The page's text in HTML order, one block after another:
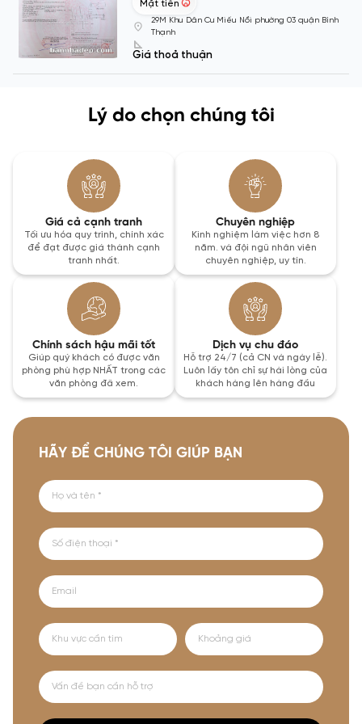
Mặt tiền
29M Khu Dân Cư Miếu Nổi phường 03 quận Bình
Thạnh
Giá thoả thuận
Lý do chọn chúng tôi
Giá cả cạnh tranh
Tối ưu hóa quy trình, chính xác
để đạt được giá thành cạnh
tranh nhất.
Chuyên nghiệp
Kinh nghiệm làm việc hơn 8
năm. và đội ngũ nhân viên
chuyên nghiệp, uy tín.
Chính sách hậu mãi tốt
Giúp quý khách có được văn
phòng phù hợp NHẤT trong các
văn phòng đã xem.
Dịch vụ chu đáo
Hỗ trợ 24/7 (cả CN và ngày lễ).
Luôn lấy tôn chỉ sự hài lòng của
khách hàng lên hàng đầu
HÃY ĐỂ CHÚNG TÔI GIÚP BẠN